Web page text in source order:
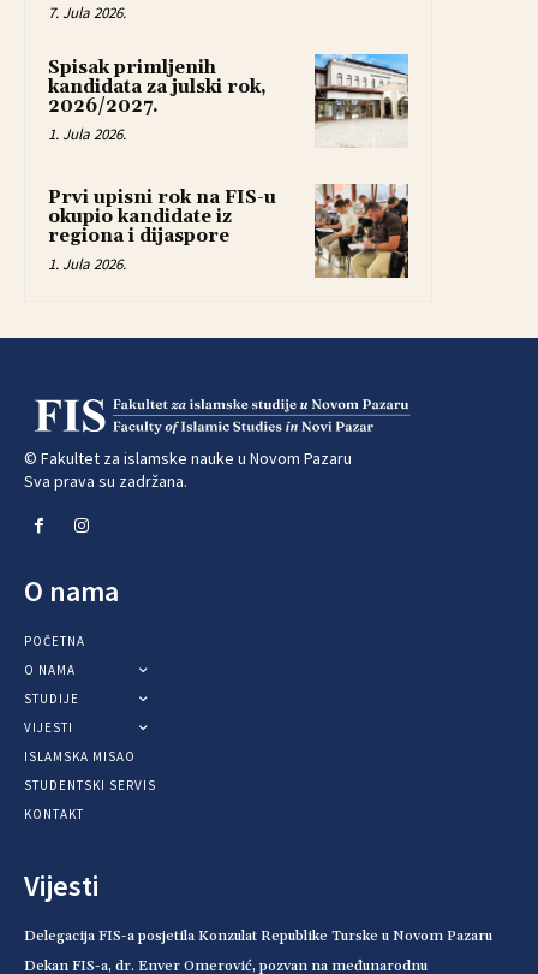
7. Jula 2026.
Spisak primljenih
kandidata za julski rok,
2026/2027.
1. Jula 2026.
Prvi upisni rok na FIS-u
okupio kandidate iz
regiona i dijaspore
1. Jula 2026.
© Fakultet za islamske nauke u Novom Pazaru
Sva prava su zadržana.
O nama
POČETNA
O NAMA
STUDIJE
VIJESTI
ISLAMSKA MISAO
STUDENTSKI SERVIS
KONTAKT
Vijesti
Delegacija FIS-a posjetila Konzulat Republike Turske u Novom Pazaru
Dekan FIS-a, dr. Enver Omerović, pozvan na međunarodnu